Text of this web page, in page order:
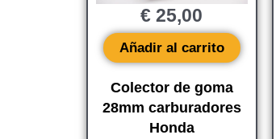
Colector de goma
28mm carburadores
Honda
€ 25,00
Añadir al carrito